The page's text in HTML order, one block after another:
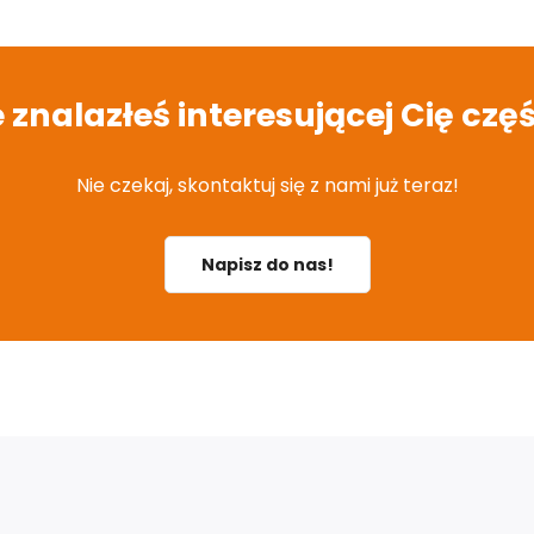
znalazłeś interesującej Cię
Nie czekaj, skontaktuj się z nami już teraz!
Napisz do nas!